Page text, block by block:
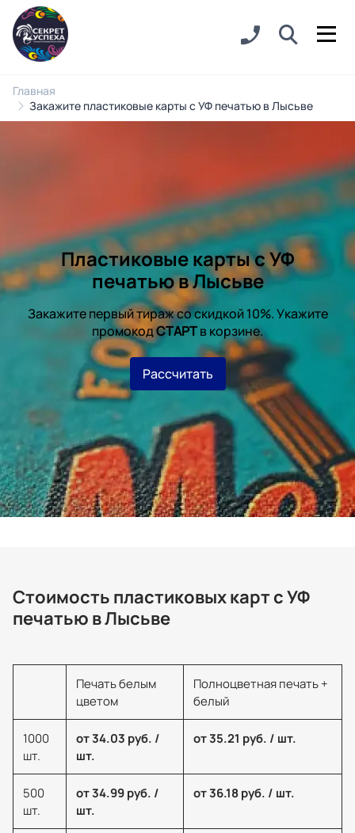
Главная
Закажите пластиковые карты с УФ печатью в Лысьве
Пластиковые карты с УФ
печатью в Лысьве
Закажите первый тираж со скидкой 10%. Укажите
промокодСТАРТв корзине.
Рассчитать
Стоимость пластиковых карт с УФ
печатью в Лысьве
Печать белым
цветом
Полноцветная печать +
белый
1000
шт.
от 34.03 руб. /
шт.
от 35.21 руб. / шт.
500
шт.
от 34.99 руб. /
шт.
от 36.18 руб. / шт.